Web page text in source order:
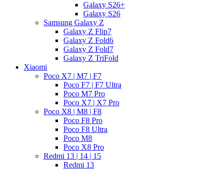
Galaxy S26+
Galaxy S26
Samsung Galaxy Z
Galaxy Z Flip7
Galaxy Z Fold6
Galaxy Z Fold7
Galaxy Z TriFold
Xiaomi
Poco X7 | M7 | F7
Poco F7 | F7 Ultra
Poco M7 Pro
Poco X7 | X7 Pro
Poco X8 | M8 | F8
Poco F8 Pro
Poco F8 Ultra
Poco M8
Poco X8 Pro
Redmi 13 | 14 | 15
Redmi 13